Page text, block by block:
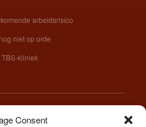
Consent
arbeidsrisico
niet op orde
kliniek
STUUR EEN BERICHT